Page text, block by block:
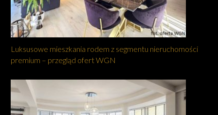
Luksusowe mieszkania rodem z segmentu nieruchomości
premium – przegląd ofert WGN